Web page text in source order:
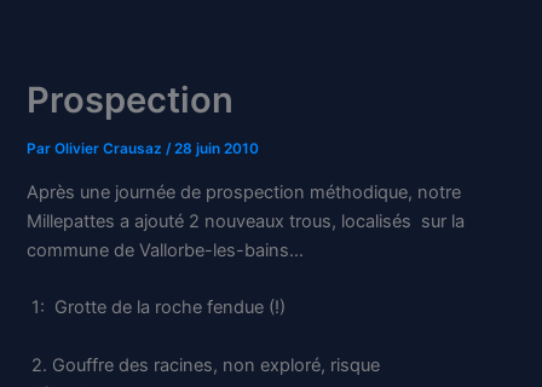
Prospection
ParOlivier Crausaz/28 juin 2010
Après une journée de prospection méthodique, notre
Millepattes a ajouté 2 nouveaux trous, localisés sur la
commune de Vallorbe-les-bains…
1: Grotte de la roche fendue (!)
2. Gouffre des racines, non exploré, risque